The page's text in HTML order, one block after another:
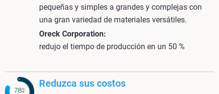
pequeñas y simples a grandes y complejas con
una gran variedad de materiales versátiles.
Oreck Corporation:
redujo el tiempo de producción en un 50 %
Reduzca sus costos